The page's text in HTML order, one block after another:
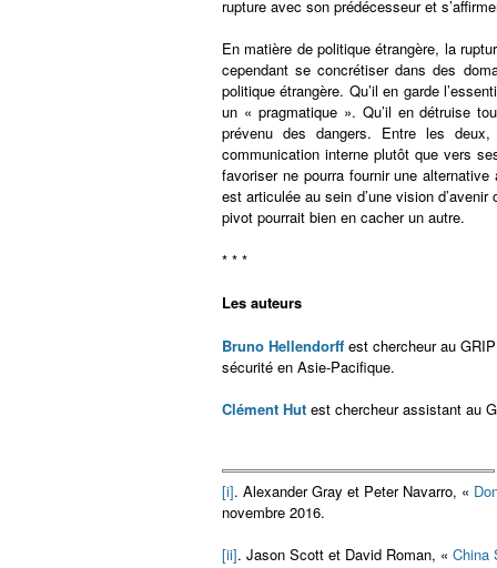
rupture avec son prédécesseur et
En matière de politique étrangère, la
cependant se concrétiser dans des
politique étrangère. Qu’il en garde
un « pragmatique ». Qu’il en détruise
prévenu des dangers. Entre les
communication interne plutôt que vers
favoriser ne pourra fournir une
est articulée au sein d’une vision
pivot pourrait bien en cacher un autre.
* * *
Les auteurs
Bruno Hellendorff est chercheur au
sécurité en Asie-Pacifique.
Clément Hut est chercheur assistant au
[i]. Alexander Gray et Peter Navarro, «
novembre 2016.
[ii]. Jason Scott et David Roman, « China